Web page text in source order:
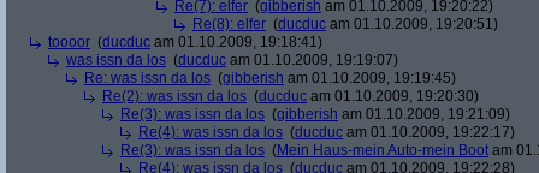
Re(7): elfer (gibberish am 01.10.2009, 19:20:22)
Re(8): elfer (ducduc am 01.10.2009, 19:20:51)
toooor (ducduc am 01.10.2009, 19:18:41)
was issn da los (ducduc am 01.10.2009, 19:19:07)
Re: was issn da los (gibberish am 01.10.2009, 19:19:45)
Re(2): was issn da los (ducduc am 01.10.2009, 19:20:30)
Re(3): was issn da los (gibberish am 01.10.2009, 19:21:09)
Re(4): was issn da los (ducduc am 01.10.2009, 19:22:17)
Re(3): was issn da los (Mein Haus-mein Auto-mein Boot am
Re(4): was issn da los (ducduc am 01.10.2009, 19:22:28)